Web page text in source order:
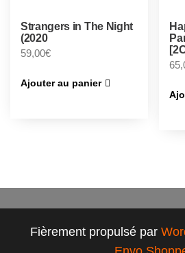
Strangers in The Night
(2020
59,00€
Ajouter au panier
Fièrement propulsé par